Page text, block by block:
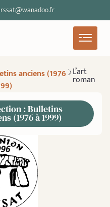
anciens (1976 L’art
roman
: Bulletins
(1976 à 1999)